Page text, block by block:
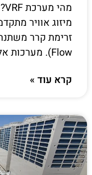
מיזוג אוויר
Flow). מערכות אלו
קרא עוד »